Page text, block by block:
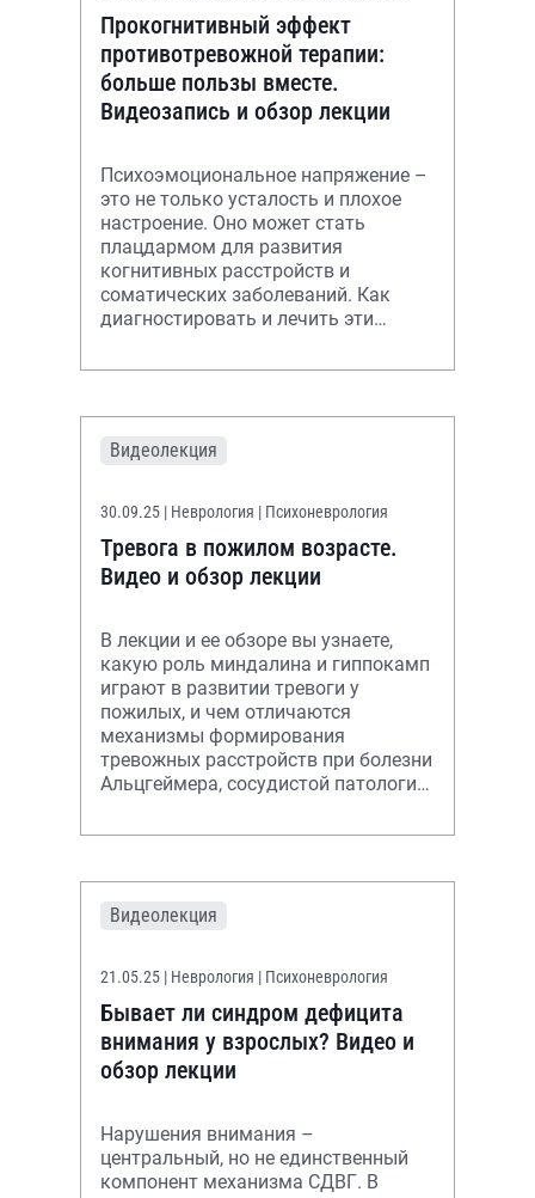
Терапия | Кардиология
Прокогнитивный эффект
противотревожной терапии:
больше пользы вместе.
Видеозапись и обзор лекции
Психоэмоциональное напряжение –
это не только усталость и плохое
настроение. Оно может стать
плацдармом для развития
когнитивных расстройств и
соматических заболеваний. Как
диагностировать и лечить эти
обзоре лекции.
Видеолекция
30.09.25 | Неврология | Психоневрология
Тревога в пожилом возрасте.
Видео и обзор лекции
В лекции и ее обзоре вы узнаете,
какую роль миндалина и гиппокамп
играют в развитии тревоги у
пожилых, и чем отличаются
механизмы формирования
тревожных расстройств при болезни
Альцгеймера, сосудистой патологии
Видеолекция
21.05.25 | Неврология | Психоневрология
Бывает ли синдром дефицита
внимания у взрослых? Видео и
обзор лекции
Нарушения внимания –
центральный, но не единственный
компонент механизма СДВГ. В